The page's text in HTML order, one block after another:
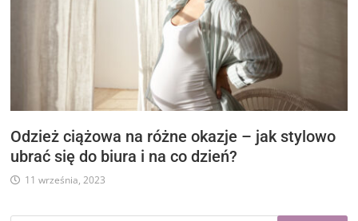
Odzież ciążowa na różne okazje – jak stylowo
ubrać się do biura i na co dzień?
11 września, 2023